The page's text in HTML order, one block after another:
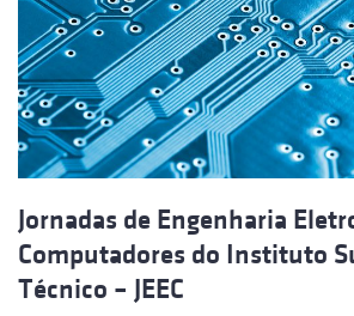
Jornadas de Engenharia
Computadores do Instituto
Técnico – JEEC